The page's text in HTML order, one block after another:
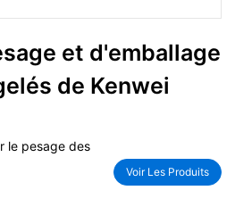
et d'emballage
de Kenwei
le pesage des
Voir Les Produits